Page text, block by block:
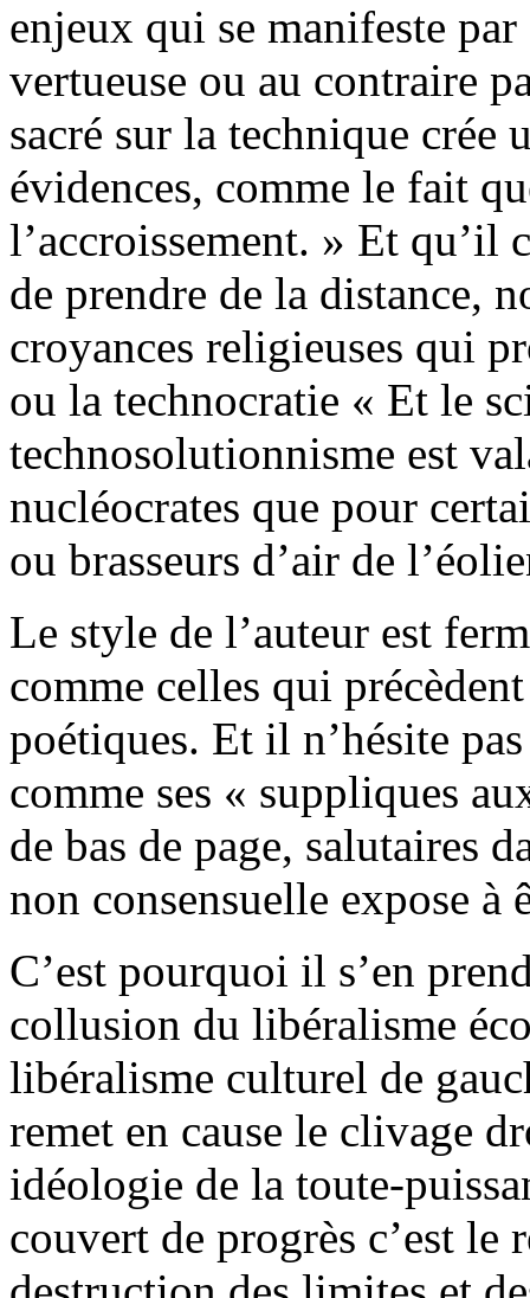
enjeux qui se manifeste
vertueuse ou au contraire
sacré sur la technique crée
évidences, comme le fait
l’accroissement. » Et qu’il
de prendre de la distance,
croyances religieuses qui
ou la technocratie « Et le
technosolutionnisme est
nucléocrates que pour
ou brasseurs d’air de
Le style de l’auteur est
comme celles qui
poétiques. Et il n’hésite
comme ses « suppliques
de bas de page, salutaires
non consensuelle expose à
C’est pourquoi il s’en
collusion du libéralisme
libéralisme culturel de
remet en cause le clivage
idéologie de la toute-
couvert de progrès c’est